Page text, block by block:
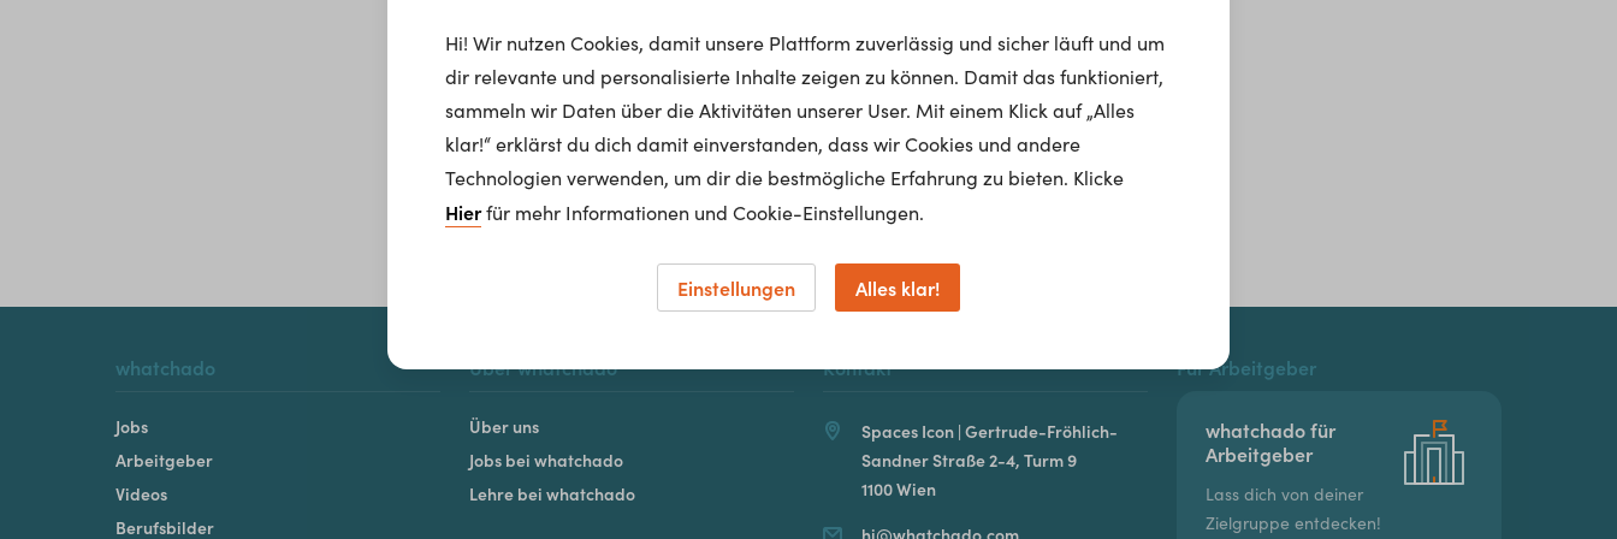
Homepage
whatchado
Jobs
Arbeitgeber
Videos
Berufsbilder
Über whatchado
Über uns
Jobs bei whatchado
Lehre bei whatchado
Kontakt
Spaces Icon | Gertrude-Fröhlich-
Sandner Straße 2-4, Turm 9
1100 Wien
hi@whatchado.com
Für Arbeitgeber
whatchado für
Arbeitgeber
Lass dich von deiner
Zielgruppe entdecken!
Hi! Wir nutzen Cookies, damit unsere Plattform zuverlässig und sicher läuft und um
dir relevante und personalisierte Inhalte zeigen zu können. Damit das funktioniert,
sammeln wir Daten über die Aktivitäten unserer User. Mit einem Klick auf „Alles
klar!“ erklärst du dich damit einverstanden, dass wir Cookies und andere
Technologien verwenden, um dir die bestmögliche Erfahrung zu bieten. Klicke
Hierfür mehr Informationen und Cookie-Einstellungen.
Einstellungen Alles klar!